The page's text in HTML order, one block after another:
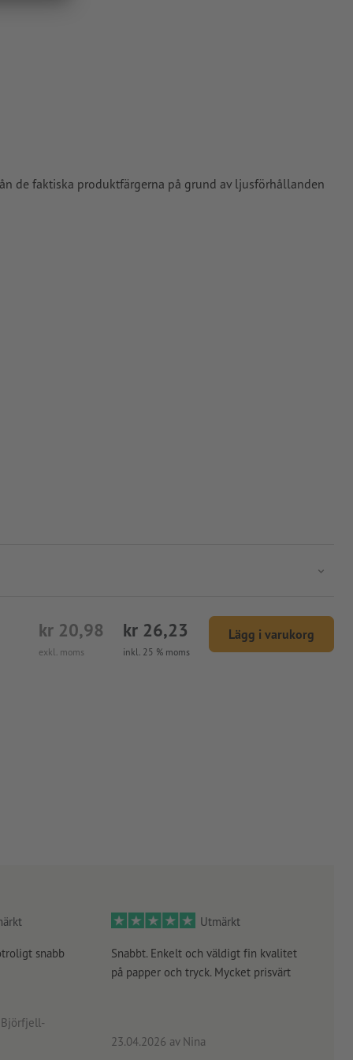
de faktiska produktfärgerna på grund av ljusförhållanden
exkl. moms
kr 20,98
inkl. 25 % moms
kr 26,23 Lägg i varukorg
snabb
Björfjell-
Utmärkt
Snabbt. Enkelt och väldigt fin kvalitet
på papper och tryck. Mycket prisvärt
23.04.2026 av Nina